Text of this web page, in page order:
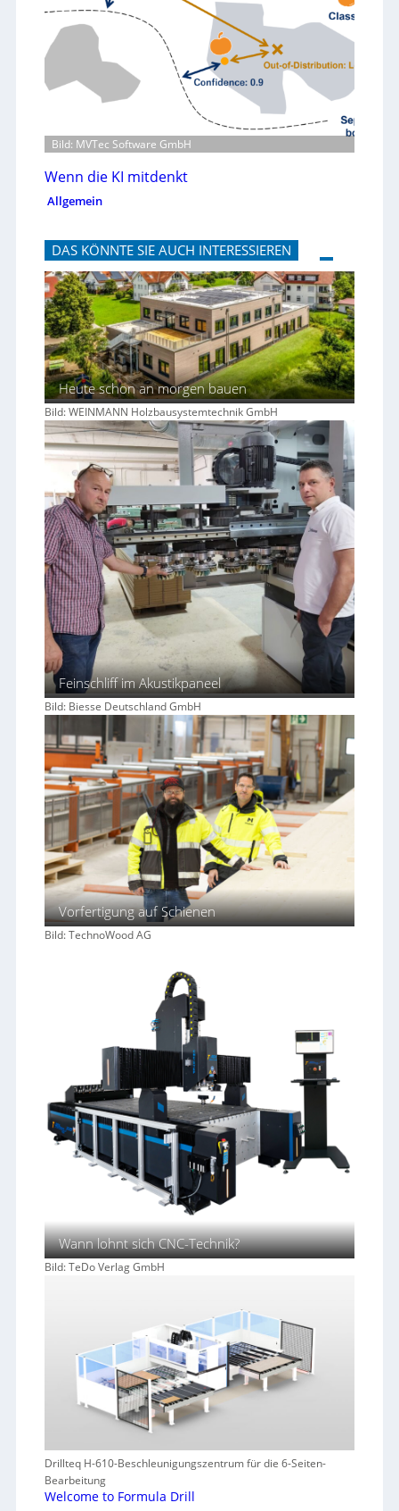
Bild: MVTec Software GmbH
Wenn die KI mitdenkt
Allgemein
DAS KÖNNTE SIE AUCH INTERESSIEREN
Heute schon an morgen bauen
Bild: WEINMANN Holzbausystemtechnik GmbH
Feinschliff im Akustikpaneel
Bild: Biesse Deutschland GmbH
Vorfertigung auf Schienen
Bild: TechnoWood AG
Wann lohnt sich CNC-Technik?
Bild: TeDo Verlag GmbH
Drillteq H-610-Beschleunigungszentrum für die 6-Seiten-
Bearbeitung
Welcome to Formula Drill